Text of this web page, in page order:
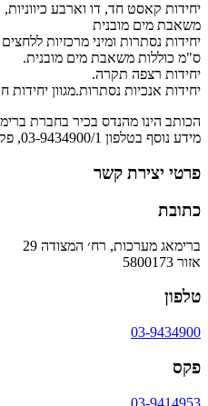
משאבת מים מובנית
ס"מ כוללות משאבת מים מובנית.
יחידות רצפה תקרה.
יחידות אנכיות נסתרות.מגוון יחידות
הכותב הינו מהנדס בכיר בחברת
מידע נוסף בטלפון 03-9434900/1, פקס: 03-9414953
פרטי יצירת קשר
כתובת
ברימאג מערכות, רח׳ המצודה 29
אזור 5800173
טלפון
03-9434900
פקס
03-9414953